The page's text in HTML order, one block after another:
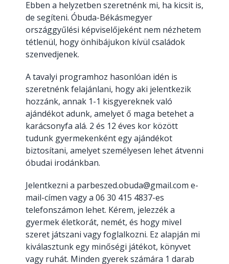
Ebben a helyzetben szeretnénk mi, ha kicsit is,
de segíteni. Óbuda-Békásmegyer
országgyűlési képviselőjeként nem nézhetem
tétlenül, hogy önhibájukon kívül családok
szenvedjenek.
A tavalyi programhoz hasonlóan idén is
szeretnénk felajánlani, hogy aki jelentkezik
hozzánk, annak 1-1 kisgyereknek való
ajándékot adunk, amelyet ő maga betehet a
karácsonyfa alá. 2 és 12 éves kor között
tudunk gyermekenként egy ajándékot
biztosítani, amelyet személyesen lehet átvenni
óbudai irodánkban.
Jelentkezni a parbeszed.obuda@gmail.com e-
mail-címen vagy a 06 30 415 4837-es
telefonszámon lehet. Kérem, jelezzék a
gyermek életkorát, nemét, és hogy mivel
szeret játszani vagy foglalkozni. Ez alapján mi
kiválasztunk egy minőségi játékot, könyvet
vagy ruhát. Minden gyerek számára 1 darab